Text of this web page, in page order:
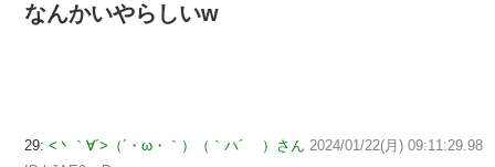
なんかいやらしいw
29: <丶｀∀´>（´・ω・｀）（｀ハ´ ）さん 2024/01/22(月) 09:11:29.98